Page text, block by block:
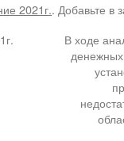
2021г.. Добавьте в
В ходе
денежных